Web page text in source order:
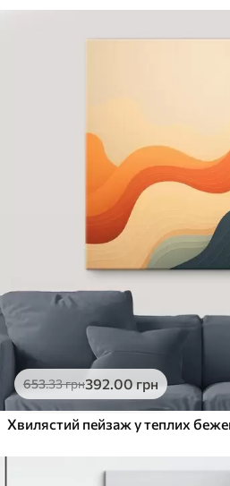
653.33грн392 .00 грн